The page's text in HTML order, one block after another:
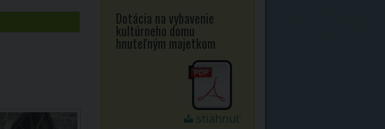
Nariadenia 16.3.2020
Vyjadrenia organizácií
Dotácia na vybavenie
kultúrneho domu
hnuteľným majetkom
stiahnuť